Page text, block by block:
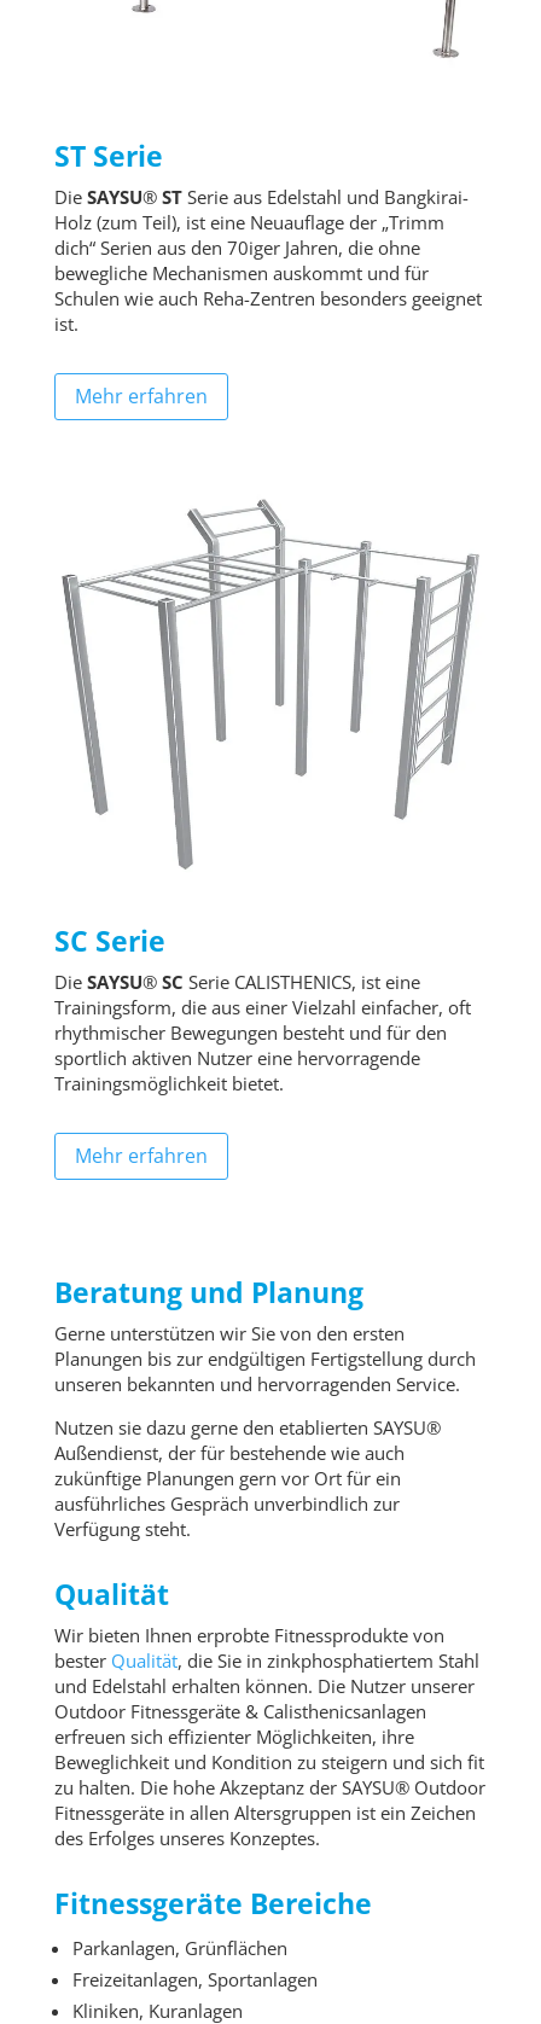
ST Serie
Die SAYSU®STSerie aus Edelstahl und Bangkirai-
Holz (zum Teil), ist eine Neuauflage der „Trimm
dich“ Serien aus den 70iger Jahren, die ohne
bewegliche Mechanismen auskommt und für
Schulen wie auch Reha-Zentren besonders geeignet
ist.
Mehr erfahren
SC Serie
Die SAYSU®SC Serie CALISTHENICS, ist eine
Trainingsform, die aus einer Vielzahl einfacher, oft
rhythmischer Bewegungen besteht und für den
sportlich aktiven Nutzer eine hervorragende
Trainingsmöglichkeit bietet.
Mehr erfahren
Beratung und Planung
Gerne unterstützen wir Sie von den ersten
Planungen bis zur endgültigen Fertigstellung durch
unseren bekannten und hervorragenden Service.
Nutzen sie dazu gerne den etablierten SAYSU®
Außendienst, der für bestehende wie auch
zukünftige Planungen gern vor Ort für ein
ausführliches Gespräch unverbindlich zur
Verfügung steht.
Qualität
Wir bieten Ihnen erprobte Fitnessprodukte von
bester Qualität, die Sie in zinkphosphatiertem Stahl
und Edelstahl erhalten können. Die Nutzer unserer
Outdoor Fitnessgeräte & Calisthenicsanlagen
erfreuen sich effizienter Möglichkeiten, ihre
Beweglichkeit und Kondition zu steigern und sich fit
zu halten. Die hohe Akzeptanz der SAYSU® Outdoor
Fitnessgeräte in allen Altersgruppen ist ein Zeichen
des Erfolges unseres Konzeptes.
Fitnessgeräte Bereiche
Parkanlagen, Grünflächen
Freizeitanlagen, Sportanlagen
Kliniken, Kuranlagen